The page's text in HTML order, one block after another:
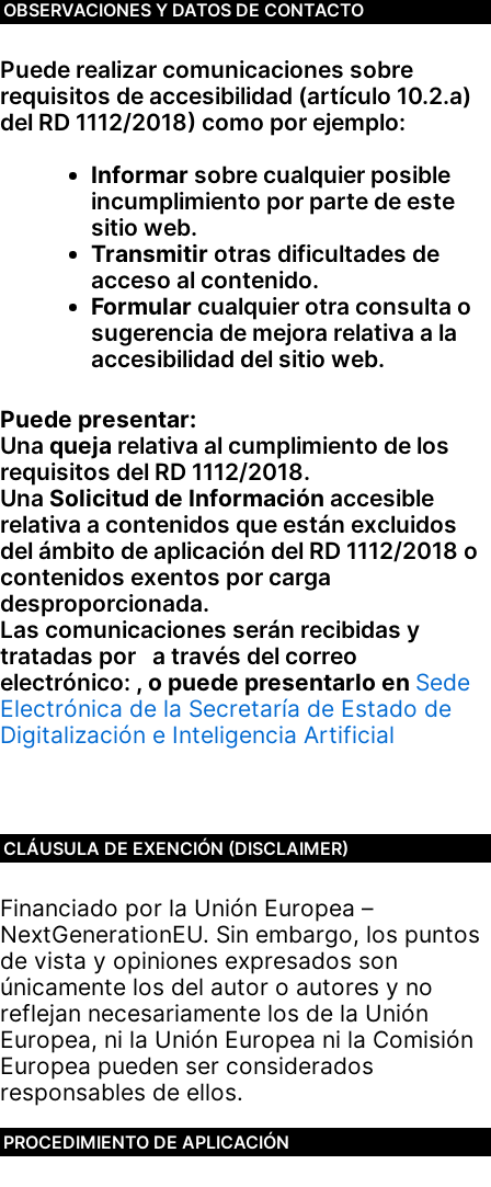
OBSERVACIONES Y DATOS DE CONTACTO
Puede realizar comunicaciones sobre
requisitos de accesibilidad (artículo 10.2.a)
del RD 1112/2018) como por ejemplo:
Informar sobre cualquier posible
incumplimiento por parte de este
sitio web.
Transmitir otras dificultades de
acceso al contenido.
Formular cualquier otra consulta o
sugerencia de mejora relativa a la
accesibilidad del sitio web.
Puede presentar:
Una queja relativa al cumplimiento de los
requisitos del RD 1112/2018.
Una Solicitud de Información accesible
relativa a contenidos que están excluidos
del ámbito de aplicación del RD 1112/2018 o
contenidos exentos por carga
desproporcionada.
Las comunicaciones serán recibidas y
tratadas por
a través del correo
electrónico: , o puede presentarlo en Sede
Electrónica de la Secretaría de Estado de
Digitalización e Inteligencia Artificial
CLÁUSULA DE EXENCIÓN (DISCLAIMER)
Financiado por la Unión Europea –
NextGenerationEU. Sin embargo, los puntos
de vista y opiniones expresados son
únicamente los del autor o autores y no
reflejan necesariamente los de la Unión
Europea, ni la Unión Europea ni la Comisión
Europea pueden ser considerados
responsables de ellos.
PROCEDIMIENTO DE APLICACIÓN